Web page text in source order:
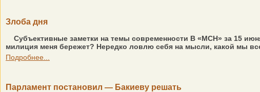
Злоба дня
Субъективные заметки на темы современности В «МСН» за 15
милиция меня бережет? Нередко ловлю себя на мысли, какой мы
Подробнее...
Парламент постановил — Бакиеву решать